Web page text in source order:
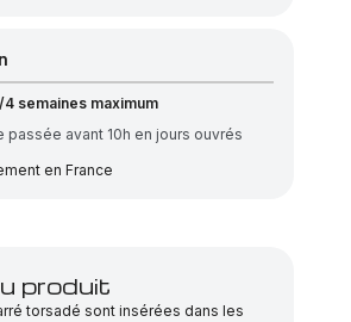
semaines maximum
passée avant 10h en jours ouvrés
en France
produit
torsadé sont insérées dans les